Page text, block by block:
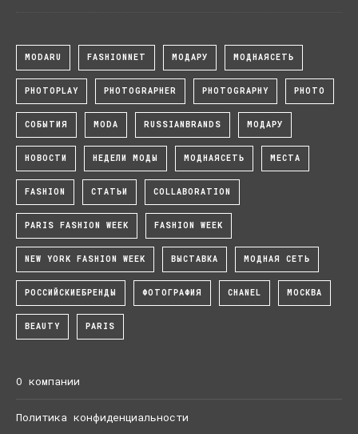
MODARU FASHIONNET МОДАРУ МОДНАЯСЕТЬ
PHOTOPLAY PHOTOGRAPHER PHOTOGRAPHY PHOTO
СОБЫТИЯ MODA RUSSIANBRANDS МОДАРУ
НОВОСТИ НЕДЕЛИ МОДЫ МОДНАЯСЕТЬ МЕСТА
FASHION СТАТЬИ COLLABORATION
PARIS FASHION WEEK FASHION WEEK
NEW YORK FASHION WEEK ВЫСТАВКА МОДНАЯ СЕТЬ
РОССИЙСКИЕБРЕНДЫ ФОТОГРАФИЯ CHANEL МОСКВА
BEAUTY PARIS
О компании
Политика конфиденциальности